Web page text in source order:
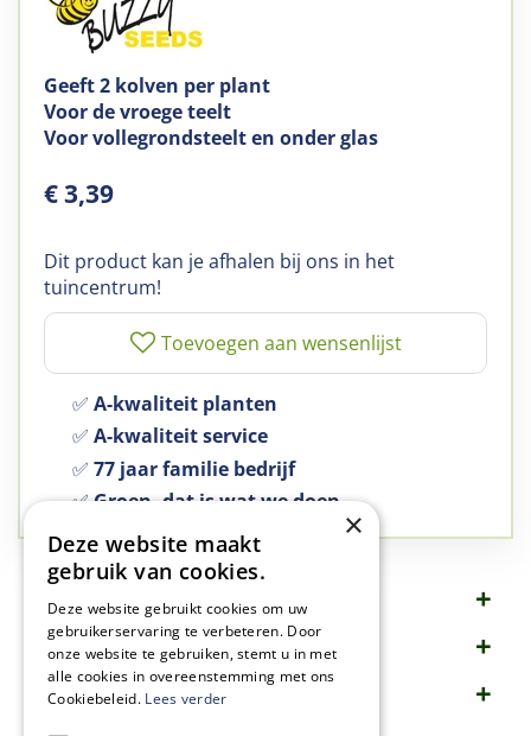
Geeft 2 kolven per plant
Voor de vroege teelt
Voor vollegrondsteelt en onder glas
€3,39
Dit product kan je afhalen bij ons in het
tuincentrum!
✅ A-kwaliteit planten
✅ A-kwaliteit service
✅ 77 jaar familie bedrijf
✅Groen, dat is wat we doen
Omschrijving
Specificaties
Merk
×
Deze website maakt
gebruik van cookies.
Deze website gebruikt cookies om uw
gebruikerservaring te verbeteren. Door
onze website te gebruiken, stemt u in met
alle cookies in overeenstemming met ons
Cookiebeleid. Lees verder